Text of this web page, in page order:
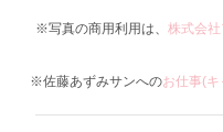
※写真の商用利用は、 株式会社
※佐藤あずみサンへのお仕事(